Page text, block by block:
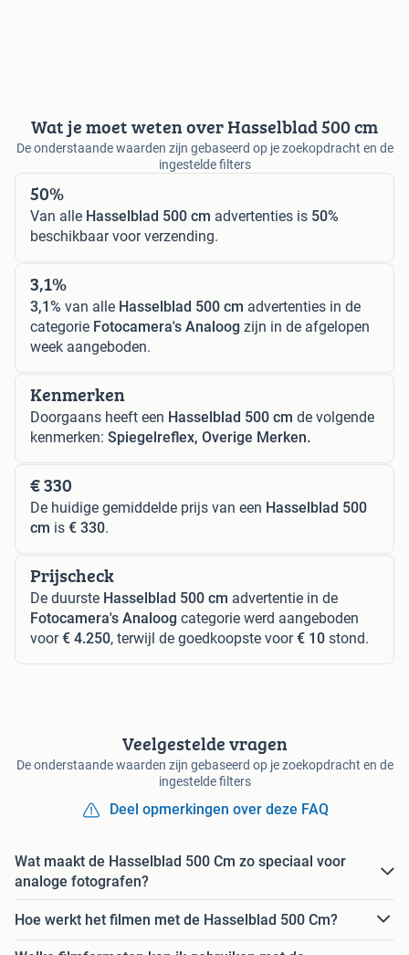
Wat je moet weten over Hasselblad 500 cm
De onderstaande waarden zijn gebaseerd op je zoekopdracht en de
ingestelde filters
50%
Van alle Hasselblad 500 cm advertenties is 50%
beschikbaar voor verzending.
3,1%
3,1% van alle Hasselblad 500 cm advertenties in de
categorie Fotocamera's Analoog zijn in de afgelopen
week aangeboden.
Kenmerken
Doorgaans heeft een Hasselblad 500 cm de volgende
kenmerken: Spiegelreflex, Overige Merken.
€ 330
De huidige gemiddelde prijs van een Hasselblad 500
cm is € 330.
Prijscheck
De duurste Hasselblad 500 cm advertentie in de
Fotocamera's Analoog categorie werd aangeboden
voor€ 4.250, terwijl de goedkoopste voor€ 10 stond.
Veelgestelde vragen
De onderstaande waarden zijn gebaseerd op je zoekopdracht en de
ingestelde filters
Deel opmerkingen over deze FAQ
Wat maakt de Hasselblad 500 Cm zo speciaal voor
analoge fotografen?
Hoe werkt het filmen met de Hasselblad 500 Cm?